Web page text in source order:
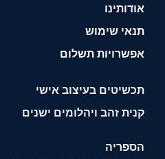
אודותינו
תנאי שימוש
אפשרויות תשלום
תכשיטים בעיצוב אישי
קנית זהב ויהלומים ישנים
הספריה